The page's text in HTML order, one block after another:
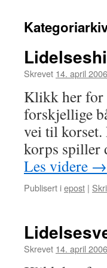
innhold
Skrevet 14. april 2006
Klikk her for
forskjellige
vei til korset.
korps spiller
Les videre →
Publisert iepost |
Skrevet 14. april 2006